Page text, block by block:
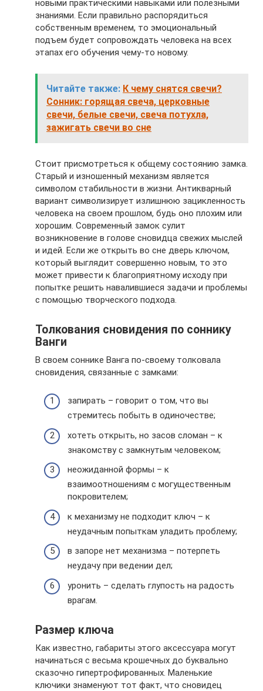
новыми практическими навыками или полезными
знаниями. Если правильно распорядиться
собственным временем, то эмоциональный
подъем будет сопровождать человека на всех
этапах его обучения чему-то новому.
Читайте также: К чему снятся свечи?
Сонник: горящая свеча, церковные
свечи, белые свечи, свеча потухла,
зажигать свечи во сне
Стоит присмотреться к общему состоянию замка.
Старый и изношенный механизм является
символом стабильности в жизни. Антикварный
вариант символизирует излишнюю зацикленность
человека на своем прошлом, будь оно плохим или
хорошим. Современный замок сулит
возникновение в голове сновидца свежих мыслей
и идей. Если же открыть во сне дверь ключом,
который выглядит совершенно новым, то это
может привести к благоприятному исходу при
попытке решить навалившиеся задачи и проблемы
с помощью творческого подхода.
Толкования сновидения по соннику
Ванги
В своем соннике Ванга по-своему толковала
сновидения, связанные с замками:
запирать – говорит о том, что вы
стремитесь побыть в одиночестве;
хотеть открыть, но засов сломан – к
знакомству с замкнутым человеком;
неожиданной формы – к
взаимоотношениям с могущественным
покровителем;
к механизму не подходит ключ – к
неудачным попыткам уладить проблему;
в запоре нет механизма – потерпеть
неудачу при ведении дел;
уронить – сделать глупость на радость
врагам.
Размер ключа
Как известно, габариты этого аксессуара могут
начинаться с весьма крошечных до буквально
сказочно гипертрофированных. Маленькие
ключики знаменуют тот факт, что сновидец